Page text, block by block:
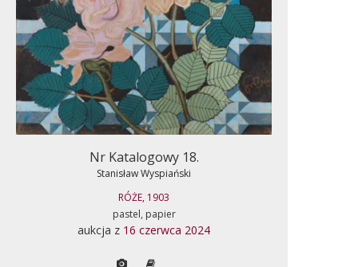
Nr Katalogowy 18.
Stanisław Wyspiański
RÓŻE, 1903
pastel, papier
aukcja z 16 czerwca 2024